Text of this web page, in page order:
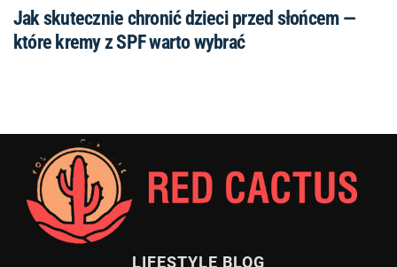
Jak skutecznie chronić dzieci przed słońcem —
które kremy z SPF warto wybrać
LIFESTYLE BLOG